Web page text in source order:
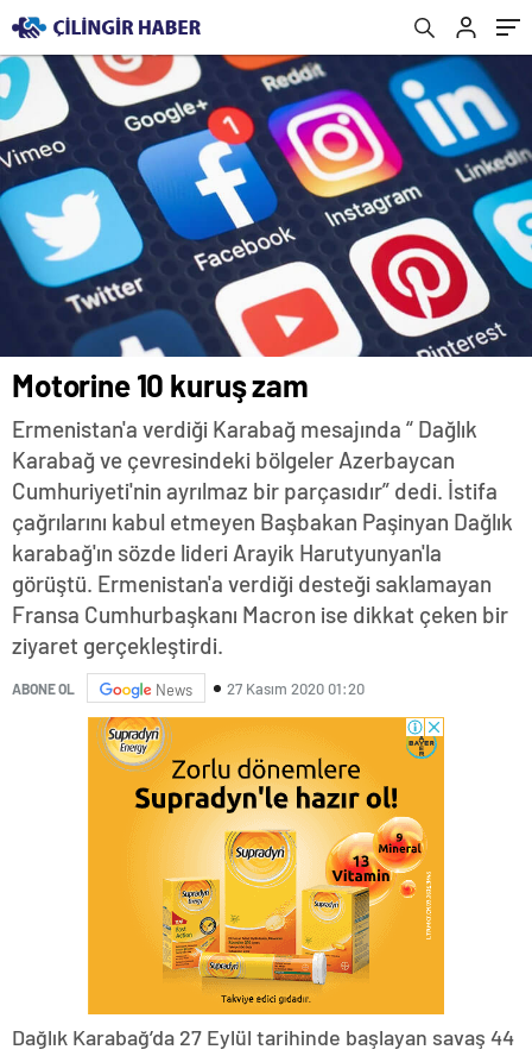
Motorine 10 kuruş zam
Ermenistan'a verdiği Karabağ mesajında “ Dağlık
Karabağ ve çevresindeki bölgeler Azerbaycan
Cumhuriyeti'nin ayrılmaz bir parçasıdır” dedi. İstifa
çağrılarını kabul etmeyen Başbakan Paşinyan Dağlık
karabağ'ın sözde lideri Arayik Harutyunyan'la
görüştü. Ermenistan'a verdiği desteği saklamayan
Fransa Cumhurbaşkanı Macron ise dikkat çeken bir
ziyaret gerçekleştirdi.
ABONE OL News 27 Kasım 2020 01:20
Dağlık Karabağ’da 27 Eylül tarihinde başlayan savaş 44